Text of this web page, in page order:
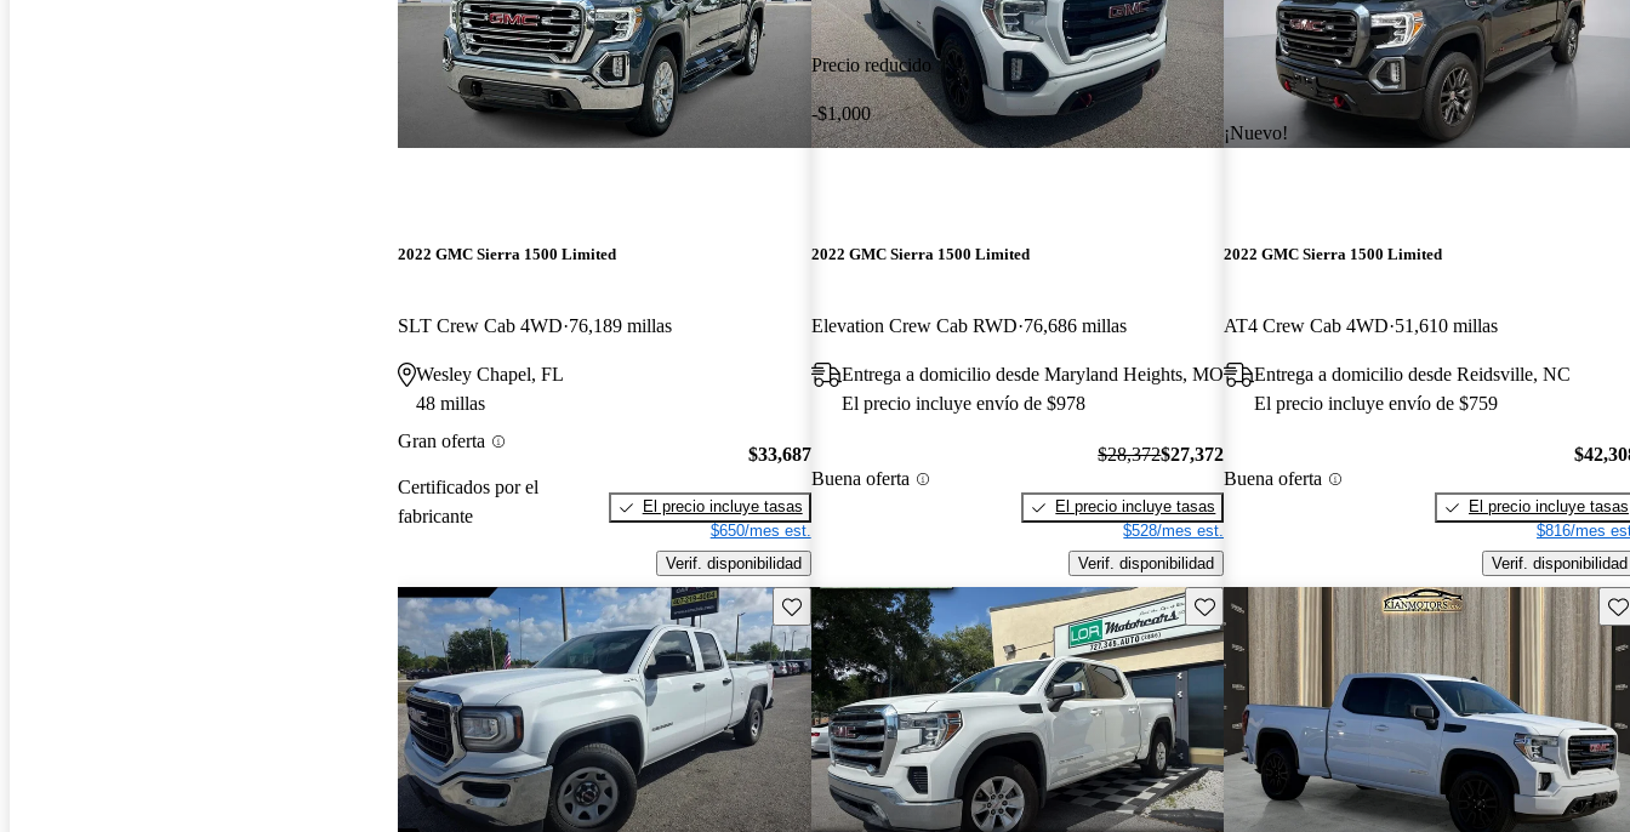
2022 GMC Sierra 1500 Limited
SLT Crew Cab 4WD 76,189 millas
Wesley Chapel, FL
48 millas
Gran oferta
Certificados por el
fabricante
$33,687
El precio incluye tasas
$650/mes est.
Verif. disponibilidad
Precio reducido
-$1,000
2022 GMC Sierra 1500 Limited
Elevation Crew Cab RWD 76,686 millas
Entrega a domicilio desde Maryland Heights, MO
El precio incluye envío de $978
Buena oferta
$28,372$27,372
El precio incluye tasas
$528/mes est.
Verif. disponibilidad
¡Nuevo!
2022 GMC Sierra 1500 Limited
AT4 Crew Cab 4WD 51,610 millas
Entrega a domicilio desde Reidsville, NC
El precio incluye envío de $759
Buena oferta
El precio incluye tasas
$816/mes
Verif. disponibilidad
Guarda este Aviso Guarda este Aviso